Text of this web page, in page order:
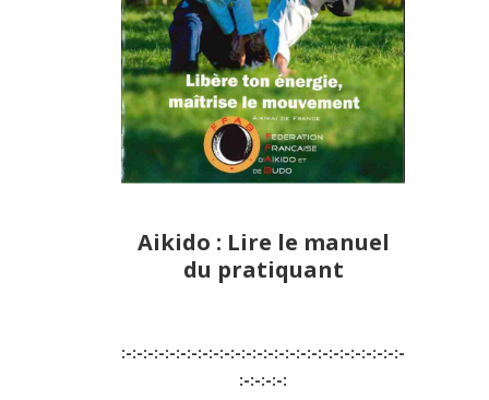
Aikido : Lire le manuel
du pratiquant
:-:-:-:-:-:-:-:-:-:-:-:-:-:-:-:-:-:-:-:-:-:-:-:-:-:-
:-:-:-:-: